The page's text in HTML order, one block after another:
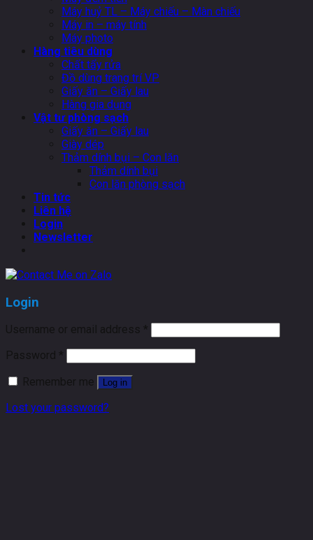
Máy huỷ TL – Máy chiếu – Màn chiếu
Máy in – máy tính
Máy photo
Hàng tiêu dùng
Chất tẩy rửa
Đồ dùng trang trí VP
Giấy ăn – Giấy lau
Hàng gia dụng
Vật tư phòng sạch
Giấy ăn – Giấy lau
Giày dép
Thảm dính bụi – Con lăn
Thảm dính bụi
Con lăn phòng sạch
Tin tức
Liên hệ
Login
Newsletter
Login
Username or email address *
Password *
Remember me
Log in
Lost your password?